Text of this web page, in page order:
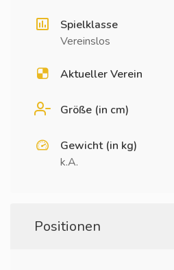
Spielklasse
Vereinslos
Aktueller Verein
Größe (in cm)
Gewicht (in kg)
k.A.
Positionen